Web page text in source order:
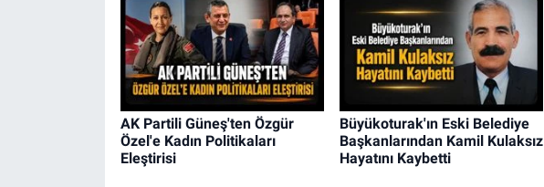
AK Partili Güneş'ten Özgür
Özel'e Kadın Politikaları
Eleştirisi
Büyükoturak'ın Eski Belediye
Başkanlarından Kamil Kulaksız
Hayatını Kaybetti